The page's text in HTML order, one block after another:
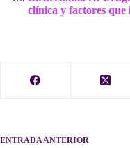
clínica y factores que
ENTRADAANTERIOR